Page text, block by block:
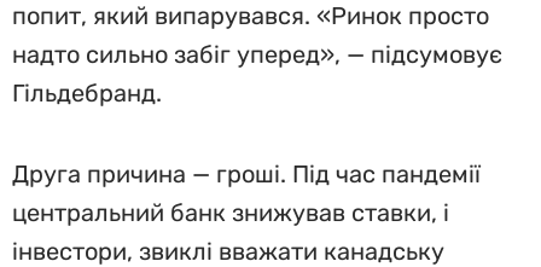
попит, який випарувався. «Ринок просто
надто сильно забіг уперед», — підсумовує
Гільдебранд.
Друга причина — гроші. Під час пандемії
центральний банк знижував ставки, і
інвестори, звиклі вважати канадську